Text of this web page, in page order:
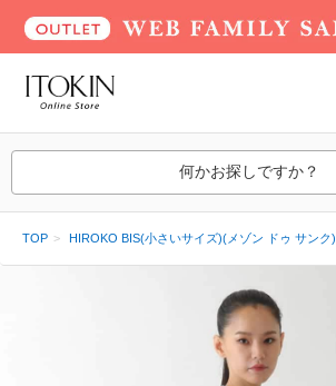
何かお探しですか？
TOP HIROKO BIS(小さいサイズ)(メゾン ドゥ サンク)